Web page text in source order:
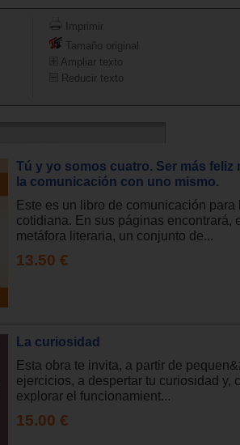
Imprimir
Tamaño original
Ampliar texto
Reducir texto
Tú y yo somos cuatro. Ser más feliz
la comunicación con uno mismo.
Este es un libro de comunicación para
cotidiana. En sus páginas encontrará,
metáfora literaria, un conjunto de...
13.50 €
La curiosidad
Esta obra te invita, a partir de
ejercicios, a despertar tu curiosidad y,
explorar el funcionamient...
15.00 €